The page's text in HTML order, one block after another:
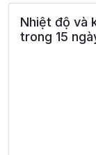
Nhiệt độ và
trong 15